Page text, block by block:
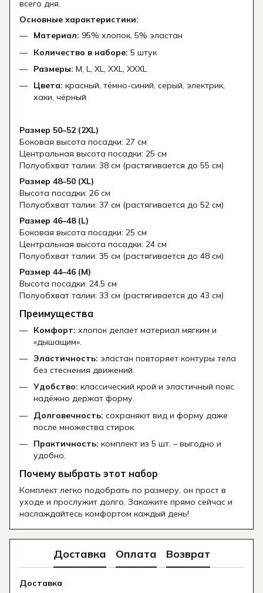
всего дня.
Основные характеристики:
Материал: 95% хлопок, 5% эластан
Количество в наборе: 5 штук
Размеры: M, L, XL, XXL, XXXL
Цвета: красный, тёмно-синий, серый, электрик,
хаки, чёрный
Размер 50–52 (2XL)
Боковая высота посадки: 27 см
Центральная высота посадки: 25 см
Полуобхват талии: 38 см (растягивается до 55 см)
Размер 48–50 (XL)
Высота посадки: 26 см
Полуобхват талии: 37 см (растягивается до 52 см)
Размер 46–48 (L)
Боковая высота посадки: 25 см
Центральная высота посадки: 24 см
Полуобхват талии: 35 см (растягивается до 48 см)
Размер 44–46 (M)
Высота посадки: 24,5 см
Полуобхват талии: 33 см (растягивается до 43 см)
Преимущества
Комфорт: хлопок делает материал мягким и
«дышащим».
Эластичность: эластан повторяет контуры тела
без стеснения движений.
Удобство: классический крой и эластичный пояс
надёжно держат форму.
Долговечность: сохраняют вид и форму даже
после множества стирок.
Практичность: комплект из 5 шт. – выгодно и
удобно.
Почему выбрать этот набор
Комплект легко подобрать по размеру, он прост в
уходе и прослужит долго. Закажите прямо сейчас и
наслаждайтесь комфортом каждый день!
Доставка Оплата Возврат
Доставка